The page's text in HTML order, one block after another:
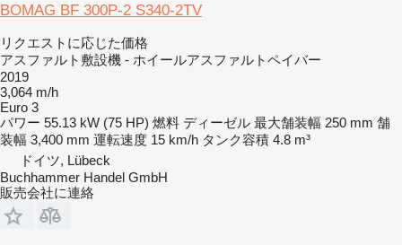
BOMAG BF 300P-2 S340-2TV
リクエストに応じた価格
アスファルト敷設機 - ホイールアスファルトペイバー
2019
3,064 m/h
Euro 3
パワー 55.13 kW (75 HP) 燃料 ディーゼル 最大舗装幅 250 mm 舗
装幅 3,400 mm 運転速度 15 km/h タンク容積 4.8 m³
ドイツ, Lübeck
Buchhammer Handel GmbH
販売会社に連絡